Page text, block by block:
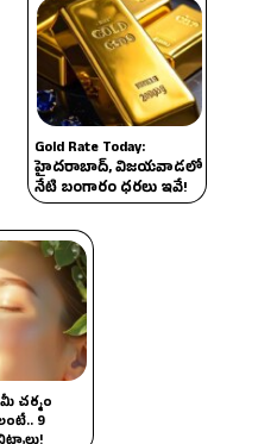
Gold Rate Today:
హైదరాబాద్, విజయవాడలో
నేటి బంగారం ధరలు ఇవే!
చర్మం
9